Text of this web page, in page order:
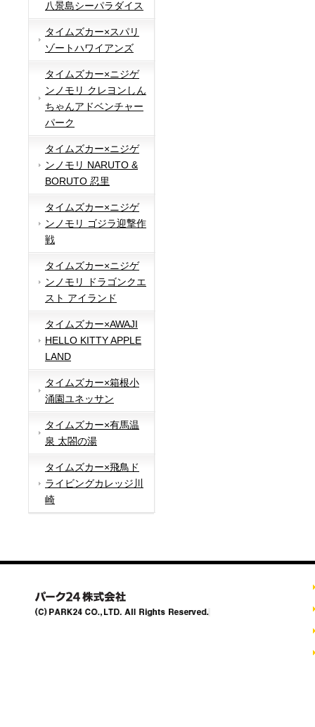
八景島シーパラダイス
タイムズカー×スパリ
ゾートハワイアンズ
タイムズカー×ニジゲ
ンノモリ クレヨンしん
ちゃんアドベンチャー
パーク
タイムズカー×ニジゲ
ンノモリ NARUTO &
BORUTO 忍里
タイムズカー×ニジゲ
ンノモリ ゴジラ迎撃作
戦
タイムズカー×ニジゲ
ンノモリ ドラゴンクエ
スト アイランド
タイムズカー×AWAJI
HELLO KITTY APPLE
LAND
タイムズカー×箱根小
涌園ユネッサン
タイムズカー×有馬温
泉 太閤の湯
タイムズカー×飛鳥ド
ライビングカレッジ川
崎